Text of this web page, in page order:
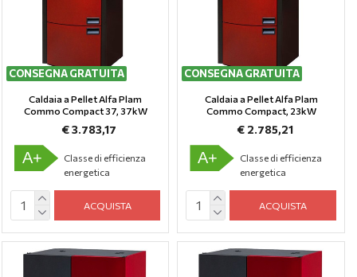
CONSEGNA GRATUITA
Caldaia a Pellet Alfa Plam
Commo Compact 37, 37kW
€ 3.783,17
A+
Classe di efficienza
energetica
ACQUISTA
CONSEGNA GRATUITA
Caldaia a Pellet Alfa Plam
Commo Compact, 23kW
€ 2.785,21
A+
Classe di efficienza
energetica
ACQUISTA